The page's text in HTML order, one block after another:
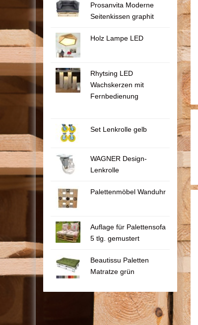
Prosanvita Moderne
Seitenkissen graphit
Holz Lampe LED
Rhytsing LED
Wachskerzen mit
Fernbedienung
Set Lenkrolle gelb
WAGNER Design-
Lenkrolle
Palettenmöbel Wanduhr
Auflage für Palettensofa
5 tlg. gemustert
Beautissu Paletten
Matratze grün